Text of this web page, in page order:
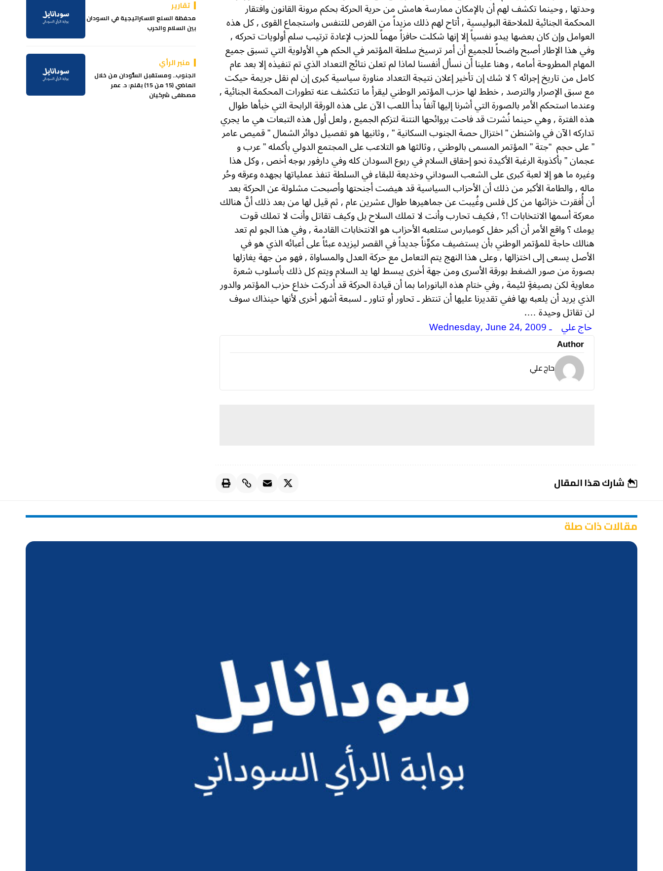
وحدتها , وحينما تكشف لهم أن بالإمكان ممارسة هامش من حرية الحركة بحكم مرونة القانون وافتقار
المحكمة الجنائية للملاحقة البوليسية , أتاح لهم ذلك مزيداً من الفرص للتنفس واستجماع القوى , كل هذه
العوامل وإن كان بعضها يبدو نفسياً إلا إنها شكلت حافزاً مهماً للحزب لإعادة ترتيب سلم أولويات تحركه ,
وفي هذا الإطار أصبح واضحاً للجميع أن أمر ترسيخ سلطة المؤتمر في الحكم هي الأولوية التي تسبق جميع
المهام المطروحة أمامه , وهنا علينا أن نسأل أنفسنا لماذا لم تعلن نتائج التعداد الذي تم تنفيذه إلا بعد عام
كامل من تاريخ إجرائه ؟ لا شك إن تأخير إعلان نتيجة التعداد مناورة سياسية كبرى إن لم نقل جريمة حيكت
مع سبق الإصرار والترصد , خطط لها حزب المؤتمر الوطني ليقرأ ما تتكشف عنه تطورات المحكمة الجنائية ,
وعندما استحكم الأمر بالصورة التي أشرنا إليها آنفاً بدأ اللعب الآن على هذه الورقة الرابحة التي خبأها طوال
هذه الفترة , وهي حينما نُشرت قد فاحت بروائحها النتنة لتزكم الجميع , ولعل أول هذه التبعات هي ما يجري
تداركه الآن في واشنطن ” اختزال حصة الجنوب السكانية ” , وثانيها هو تفصيل دوائر الشمال ” قميص عامر
” على حجم “جتة ” المؤتمر المسمى بالوطني , وثالثها هو التلاعب على المجتمع الدولي بأكمله ” عرب و
عجمان ” بأكذوبة الرغبة الأكيدة نحو إحقاق السلام في ربوع السودان كله وفي دارفور بوجه أخص , وكل هذا
وغيره ما هو إلا لعبة كبرى على الشعب السوداني وخديعة للبقاء في السلطة تنفذ عملياتها بجهده وعرقه وحُر
ماله , والطامة الأكبر من ذلك أن الأحزاب السياسية قد هيضت أجنحتها وأصبحت مشلولة عن الحركة بعد
أن أُفقرت خزائنها من كل فلس وغُيبت عن جماهيرها طوال عشرين عام , ثم قيل لها من بعد ذلك أنَّ هنالك
معركة أسمها الانتخابات !؟ , فكيف تحارب وأنت لا تملك السلاح بل وكيف تقاتل وأنت لا تملك قوت
يومك ؟ واقع الأمر أن أكبر حفل كومبارس ستلعبه الأحزاب هو الانتخابات القادمة , وفي هذا الجو لم تعد
هنالك حاجة للمؤتمر الوطني بأن يستضيف مكوِّناً جديداً في القصر ليزيده عبئاً على أعبائه الذي هو في
الأصل يسعى إلى اختزالها , وعلى هذا النهج يتم التعامل مع حركة العدل والمساواة , فهو من جهة يغازلها
بصورة من صور الضغط بورقة الأسرى ومن جهة أخرى يبسط لها يد السلام ويتم كل ذلك بأسلوب شعرة
معاوية لكن بصيغةٍ لئيمة , وفي ختام هذه البانوراما بما أن قيادة الحركة قد أدركت خداع حزب المؤتمر والدور
الذي يريد أن يلعبه بها ففي تقديرنا عليها أن تنتظر ـ تحاور أو تناور ـ لسبعة أشهر أخرى لأنها حينذاك سوف
لن تقاتل وحيدة ….
حاج علي ـWednesday, June 24, 2009
Author
حاج علي
شارك هذا المقال
تقارير
محفظة السلع الاستراتيجية في السودان
بين السلام والحرب
منبر الرأي
الجنوب.. ومستقبل السُّودان من خلال
الماضي (15 من 15) بقلم: د. عمر
مصطفى شركيان
مقالات ذات صلة